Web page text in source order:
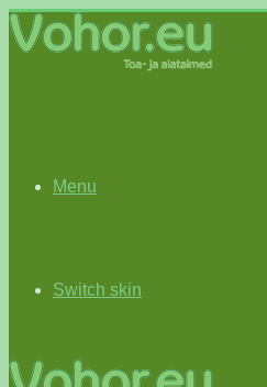
Menu
Switch skin